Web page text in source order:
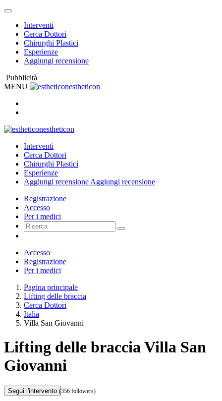
Interventi
Cerca Dottori
Chirurghi Plastici
Esperienze
Aggiungi recensione
Pubblicità
MENU
estheticon
estheticon
Interventi
Cerca Dottori
Chirurghi Plastici
Esperienze
Aggiungi recensione Aggiungi recensione
Registrazione
Accesso
Per i medici
Accesso
Registrazione
Per i medici
Pagina principale
Lifting delle braccia
Cerca Dottori
Italia
Villa San Giovanni
Lifting delle braccia Villa San
Giovanni
Segui l'intervento (356 followers)